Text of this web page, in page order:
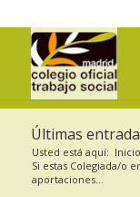
Últimas
Usted está aquí: Inicio
Si estas Colegiada/o
aportaciones...